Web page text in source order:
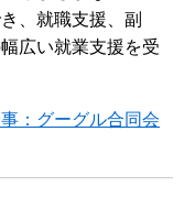
、就職支援、副
広い就業支援を受
：グーグル合同会